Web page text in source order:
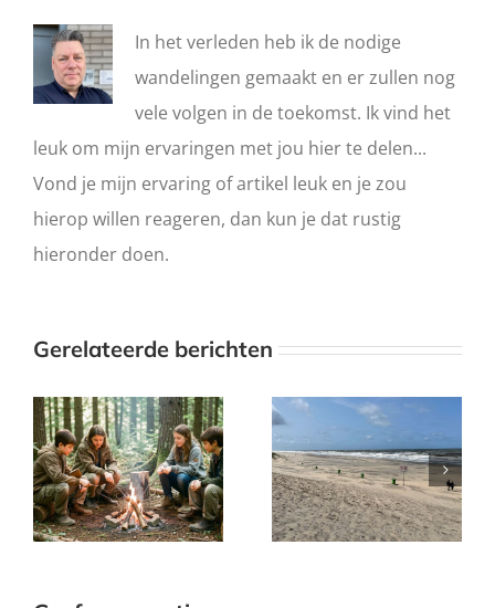
In het verleden heb ik de nodige
wandelingen gemaakt en er zullen nog
vele volgen in de toekomst. Ik vind het
leuk om mijn ervaringen met jou hier te delen...
Vond je mijn ervaring of artikel leuk en je zou
hierop willen reageren, dan kun je dat rustig
hieronder doen.
Gerelateerde berichten
Waarom ik nu
écht wil afvallen
met wandelen —
en hoe ik het
anders ga
Wandelen en
lage rugpijn, hoe
ga je ermee om
en blijf je
gemotiveerd?